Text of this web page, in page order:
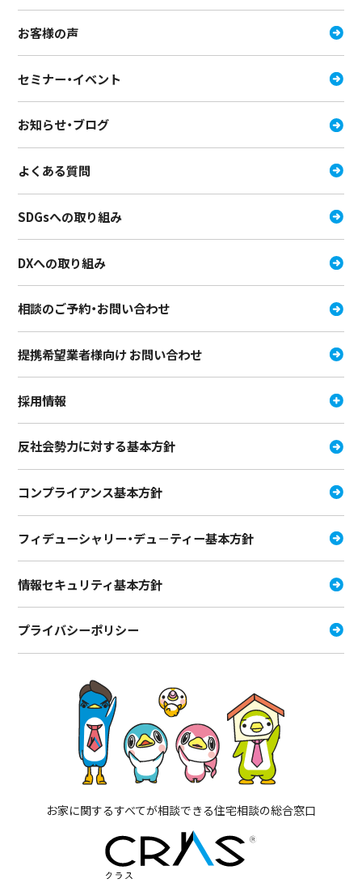
お客様の声
セミナー・イベント
お知らせ・ブログ
よくある質問
SDGsへの取り組み
DXへの取り組み
相談のご予約・お問い合わせ
提携希望業者様向け お問い合わせ
採用情報
反社会勢力に対する基本方針
コンプライアンス基本方針
フィデューシャリー・デュ－ティー基本方針
情報セキュリティ基本方針
プライバシーポリシー
お家に関するすべてが相談できる住宅相談の総合窓口